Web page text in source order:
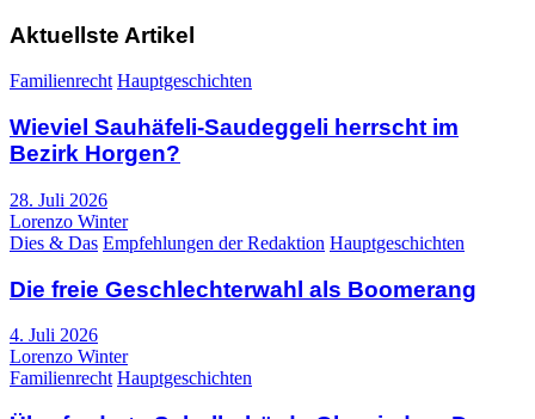
Aktuellste Artikel
Familienrecht Hauptgeschichten
Wieviel Sauhäfeli-Saudeggeli herrscht im
Bezirk Horgen?
28. Juli 2026
Lorenzo Winter
Dies & Das Empfehlungen der Redaktion Hauptgeschichten
Die freie Geschlechterwahl als Boomerang
4. Juli 2026
Lorenzo Winter
Familienrecht Hauptgeschichten